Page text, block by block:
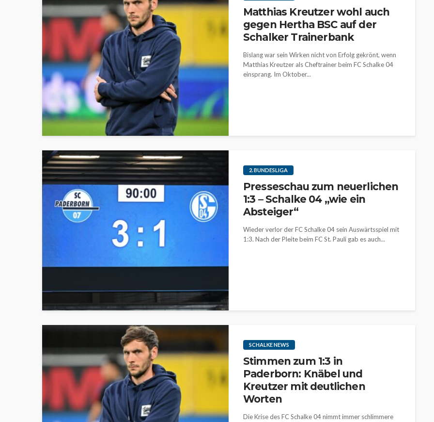
Matthias Kreutzer wohl auch
gegen Hertha BSC auf der
Schalker Trainerbank
Bislang war sein Wirken nicht von Erfolg gekrönt, wenn
Matthias Kreutzer als Cheftrainer beim FC Schalke 04
einsprang. Im Oktober...
2. BUNDESLIGA
Presseschau zum neuerlichen
1:3 – Schalke 04 „wie ein
Absteiger“
Wieder verlor der FC Schalke 04 sein Auswärtsspiel mit
1:3. Nach der Pleite beim FC St. Pauli gab es auch...
SCHALKE NEWS
Stimmen zum 1:3 in
Paderborn: Knäbel und
Kreutzer mit deutlichen
Worten
Die Krise des FC Schalke 04 nimmt immer schlimmere